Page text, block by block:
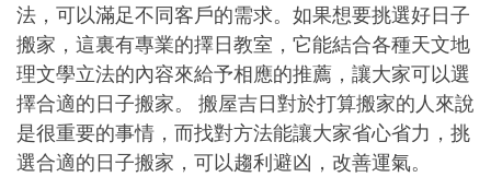
法，可以滿足不同客戶的需求。如果想要挑選好日子
搬家，這裏有專業的擇日教室，它能結合各種天文地
理文學立法的內容來給予相應的推薦，讓大家可以選
擇合適的日子搬家。 搬屋吉日對於打算搬家的人來說
是很重要的事情，而找對方法能讓大家省心省力，挑
選合適的日子搬家，可以趨利避凶，改善運氣。